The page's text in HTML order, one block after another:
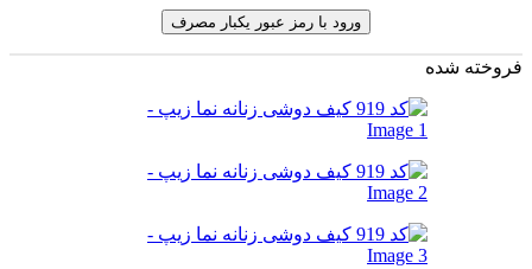
ورود با رمز عبور یکبار مصرف
فروخته شده